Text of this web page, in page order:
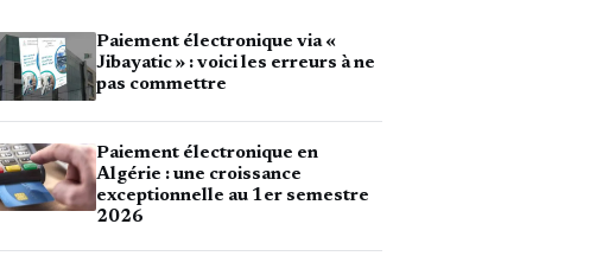
Paiement électronique via «
Jibayatic » : voici les erreurs à ne
pas commettre
Paiement électronique en
Algérie : une croissance
exceptionnelle au 1er semestre
2026